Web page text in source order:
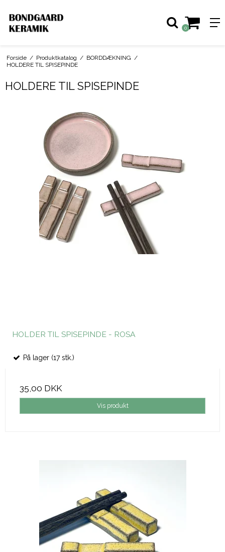
0
Forside / Produktkatalog / BORDDÆKNING /
HOLDERE TIL SPISEPINDE
HOLDERE TIL SPISEPINDE
HOLDER TIL SPISEPINDE - ROSA
På lager (17 stk.)
35,00 DKK
Vis produkt